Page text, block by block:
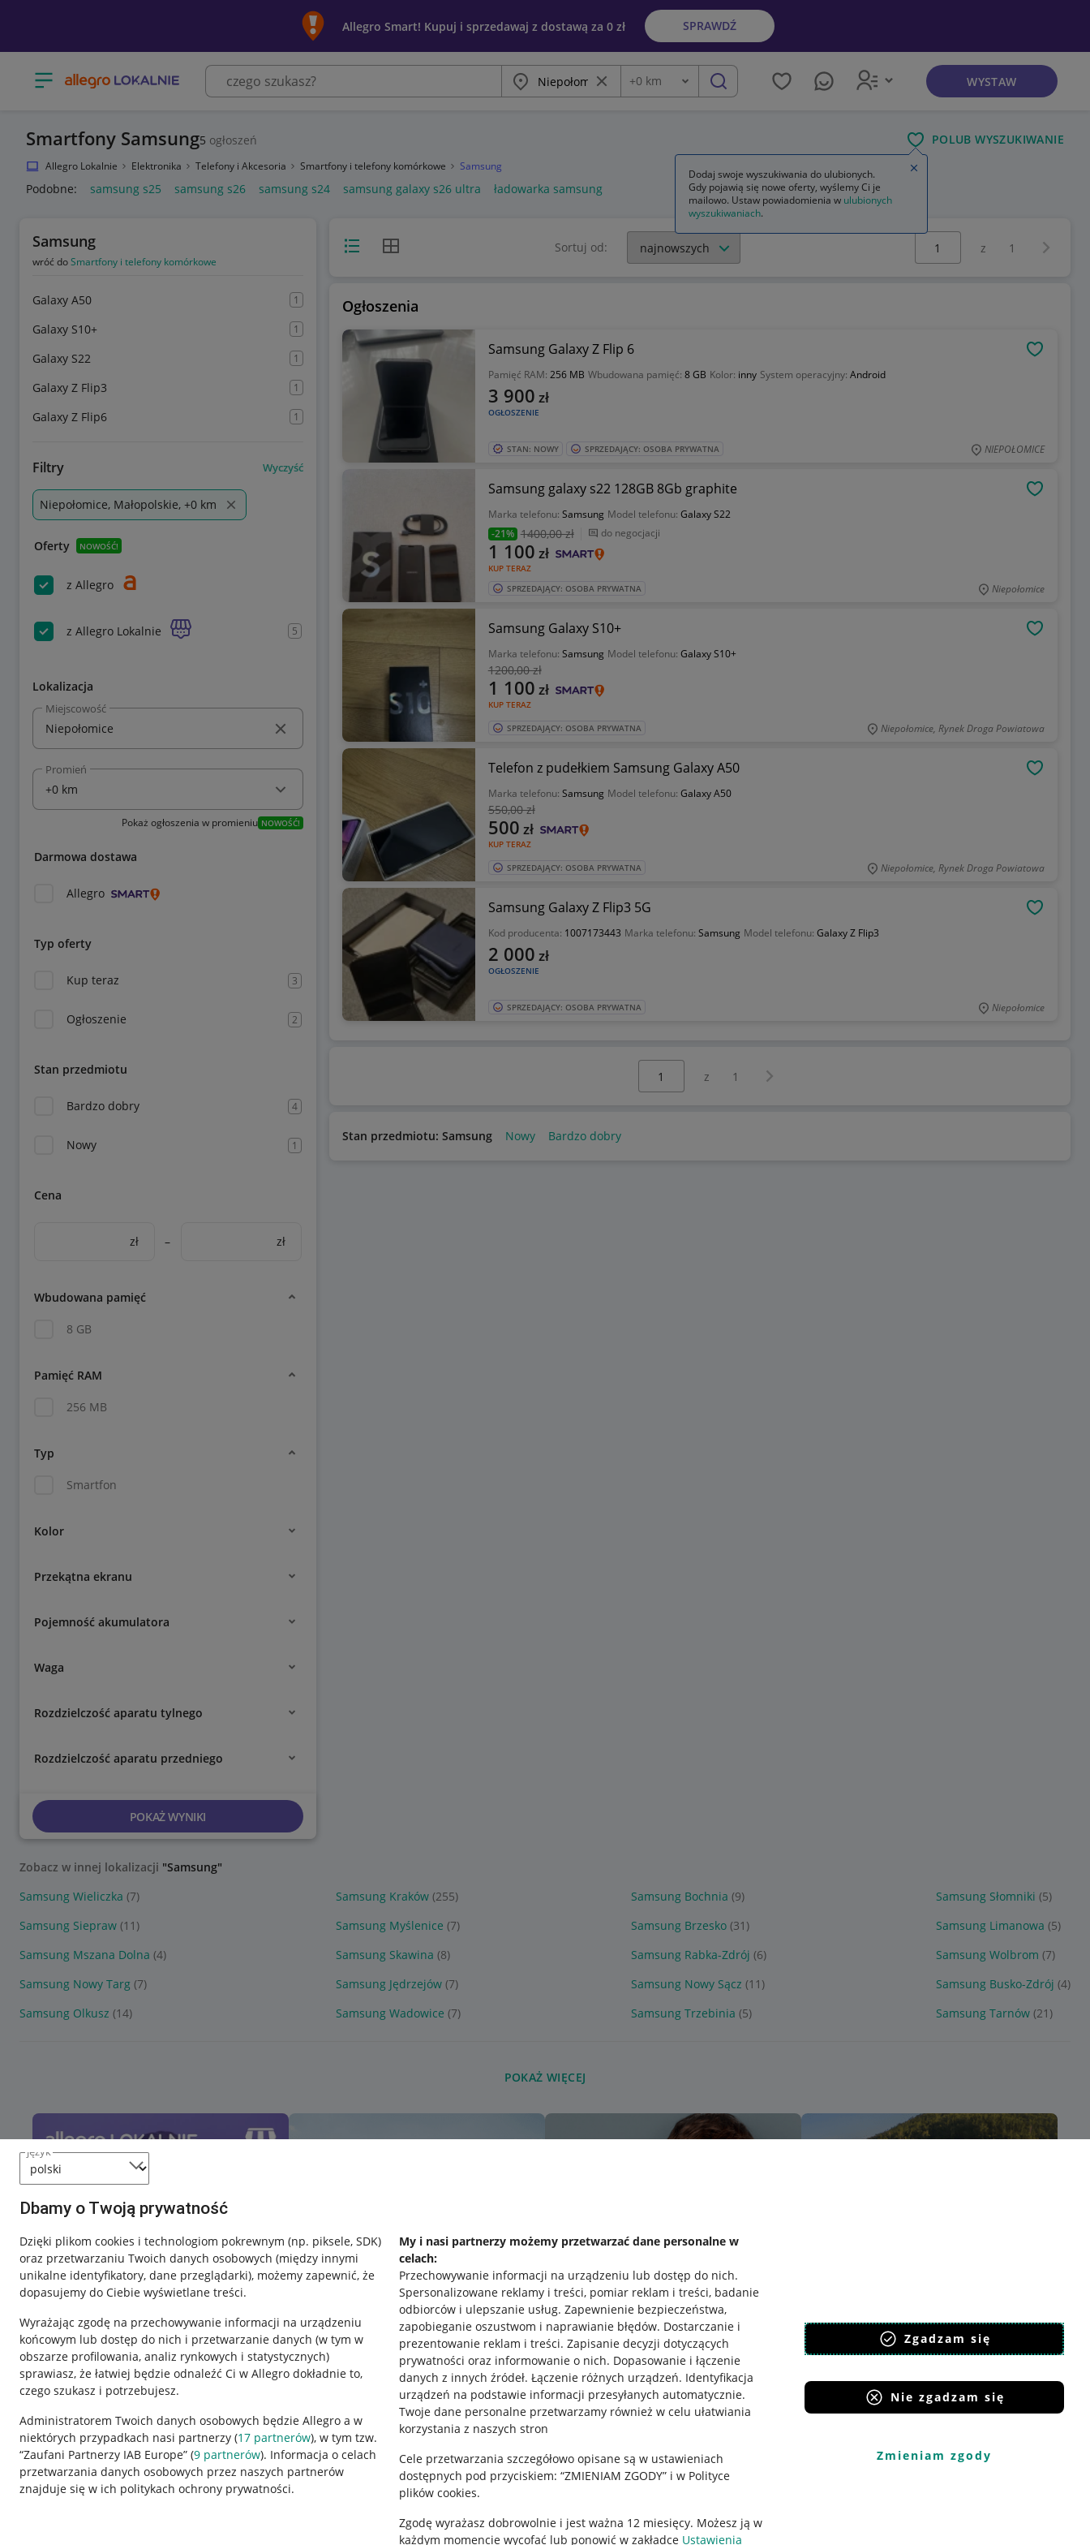
język
Dbamy o Twoją prywatność
Dzięki plikom cookies i technologiom pokrewnym (np. piksele, SDK)
oraz przetwarzaniu Twoich danych osobowych (między innymi
unikalne identyfikatory, dane przeglądarki), możemy zapewnić, że
dopasujemy do Ciebie wyświetlane treści.
Wyrażając zgodę na przechowywanie informacji na urządzeniu
końcowym lub dostęp do nich i przetwarzanie danych (w tym w
obszarze profilowania, analiz rynkowych i statystycznych)
sprawiasz, że łatwiej będzie odnaleźć Ci w Allegro dokładnie to,
czego szukasz i potrzebujesz.
Administratorem Twoich danych osobowych będzie Allegro a w
niektórych przypadkach nasi partnerzy (17 partnerów), w tym tzw.
“Zaufani Partnerzy IAB Europe” (9 partnerów). Informacja o celach
przetwarzania danych osobowych przez naszych partnerów
znajduje się w ich politykach ochrony prywatności.
My i nasi partnerzy możemy przetwarzać dane personalne w
celach:
Przechowywanie informacji na urządzeniu lub dostęp do nich.
Spersonalizowane reklamy i treści, pomiar reklam i treści, badanie
odbiorców i ulepszanie usług. Zapewnienie bezpieczeństwa,
zapobieganie oszustwom i naprawianie błędów. Dostarczanie i
prezentowanie reklam i treści. Zapisanie decyzji dotyczących
prywatności oraz informowanie o nich. Dopasowanie i łączenie
danych z innych źródeł. Łączenie różnych urządzeń. Identyfikacja
urządzeń na podstawie informacji przesyłanych automatycznie.
Twoje dane personalne przetwarzamy również w celu ułatwiania
korzystania z naszych stron
Cele przetwarzania szczegółowo opisane są w ustawieniach
dostępnych pod przyciskiem: “ZMIENIAM ZGODY” i w Polityce
plików cookies.
Zgodę wyrażasz dobrowolnie i jest ważna 12 miesięcy. Możesz ją w
każdym momencie wycofać lub ponowić w zakładce Ustawienia
Zgadzam się
Nie zgadzam się
Zmieniam zgody
Allegro Smart! Kupuj i sprzedawaj z dostawą za 0 zł SPRAWDŹ
Otwórz menu z kategoriami Miasto Wyczyść frazę
Odległość
+0 km szukaj WYSTAW
Smartfony Samsung5 ogłoszeń POLUB WYSZUKIWANIE
Allegro Lokalnie Elektronika Telefony i Akcesoria Smartfony i telefony komórkowe Samsung
Podobne: samsung s25 samsung s26 samsung s24 samsung galaxy s26 ultra ładowarka samsung
Samsung
wróć doSmartfony i telefony komórkowe
Galaxy A50 1
Galaxy S10+ 1
Galaxy S22 1
Galaxy Z Flip3 1
Galaxy Z Flip6 1
Filtry Wyczyść
Niepołomice, Małopolskie, +0 km
Oferty NOWOŚĆ!
z Allegro
z Allegro Lokalnie 5
Lokalizacja
Miejscowość
Promień
Pokaż ogłoszenia w promieniu NOWOŚĆ!
Darmowa dostawa
Allegro
Typ oferty
Kup teraz 3
Ogłoszenie 2
Stan przedmiotu
Bardzo dobry 4
Nowy 1
Cena
zł – zł
Wbudowana pamięć
8 GB
Pamięć RAM
256 MB
Typ
Smartfon
Kolor
Przekątna ekranu
Pojemność akumulatora
Waga
Rozdzielczość aparatu tylnego
Rozdzielczość aparatu przedniego
POKAŻ WYNIKI
Widok listyWidok siatki Sortuj od:
Wybierz stronę:
z 1
Ogłoszenia
Samsung Galaxy Z Flip 6
Pamięć RAM: 256 MB Wbudowana pamięć: 8 GB Kolor: inny System operacyjny: Android
OGŁOSZENIE
3 900 zł
STAN: NOWY SPRZEDAJĄCY: OSOBA PRYWATNA NIEPOŁOMICE
Samsung galaxy s22 128GB 8Gb graphite
Marka telefonu: Samsung Model telefonu: Galaxy S22
-21% 1400,00 zł do negocjacji
KUP TERAZ
1 100 zł
SPRZEDAJĄCY: OSOBA PRYWATNA Niepołomice
Samsung Galaxy S10+
Marka telefonu: Samsung Model telefonu: Galaxy S10+
1200,00 zł
KUP TERAZ
1 100 zł
SPRZEDAJĄCY: OSOBA PRYWATNA Niepołomice, Rynek Droga Powiatowa
Telefon z pudełkiem Samsung Galaxy A50
Marka telefonu: Samsung Model telefonu: Galaxy A50
550,00 zł
KUP TERAZ
500 zł
SPRZEDAJĄCY: OSOBA PRYWATNA Niepołomice, Rynek Droga Powiatowa
Samsung Galaxy Z Flip3 5G
Kod producenta: 1007173443 Marka telefonu: Samsung Model telefonu: Galaxy Z Flip3
OGŁOSZENIE
2 000 zł
SPRZEDAJĄCY: OSOBA PRYWATNA Niepołomice
z 1 Następna strona
Stan przedmiotu: Samsung Nowy Bardzo dobry
Zobacz w innej lokalizacji "Samsung"
Samsung Wieliczka (7) Samsung Kraków (255) Samsung Bochnia (9) Samsung Słomniki (5)
Samsung Siepraw (11) Samsung Myślenice (7) Samsung Brzesko (31) Samsung Limanowa (5)
Samsung Mszana Dolna (4) Samsung Skawina (8) Samsung Rabka-Zdrój (6) Samsung Wolbrom (7)
Samsung Nowy Targ (7) Samsung Jędrzejów (7) Samsung Nowy Sącz (11) Samsung Busko-Zdrój (4)
Samsung Olkusz (14) Samsung Wadowice (7) Samsung Trzebinia (5) Samsung Tarnów (21)
POKAŻ WIĘCEJ
Przydatne informacje
Jak to działa
Napisz do nas
Allegro Gadane dla sprzedających
Regulamin
Polityka plików "cookies"
Ustawienia plików "cookies"
Udostępnianie lokalizacji
Pobierz aplikację
Dodaj swoje wyszukiwania do ulubionych.
Gdy pojawią się nowe oferty, wyślemy Ci je
mailowo. Ustaw powiadomienia w ulubionych
wyszukiwaniach.
Zamknij wskazówkę